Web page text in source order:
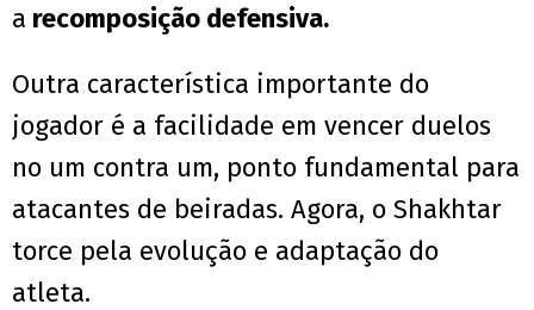
a recomposição defensiva.
Outra característica importante do
jogador é a facilidade em vencer duelos
no um contra um, ponto fundamental para
atacantes de beiradas. Agora, o Shakhtar
torce pela evolução e adaptação do
atleta.